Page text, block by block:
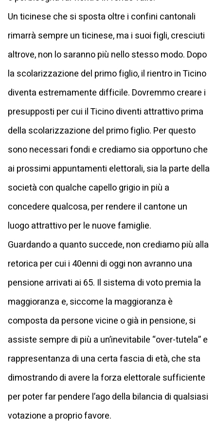
Un ticinese che si sposta oltre i confini cantonali
rimarrà sempre un ticinese, ma i suoi figli, cresciuti
altrove, non lo saranno più nello stesso modo. Dopo
la scolarizzazione del primo figlio, il rientro in Ticino
diventa estremamente difficile. Dovremmo creare i
presupposti per cui il Ticino diventi attrattivo prima
della scolarizzazione del primo figlio. Per questo
sono necessari fondi e crediamo sia opportuno che
ai prossimi appuntamenti elettorali, sia la parte della
società con qualche capello grigio in più a
concedere qualcosa, per rendere il cantone un
luogo attrattivo per le nuove famiglie.
Guardando a quanto succede, non crediamo più alla
retorica per cui i 40enni di oggi non avranno una
pensione arrivati ai 65. Il sistema di voto premia la
maggioranza e, siccome la maggioranza è
composta da persone vicine o già in pensione, si
assiste sempre di più a un’inevitabile “over-tutela” e
rappresentanza di una certa fascia di età, che sta
dimostrando di avere la forza elettorale sufficiente
per poter far pendere l’ago della bilancia di qualsiasi
votazione a proprio favore.